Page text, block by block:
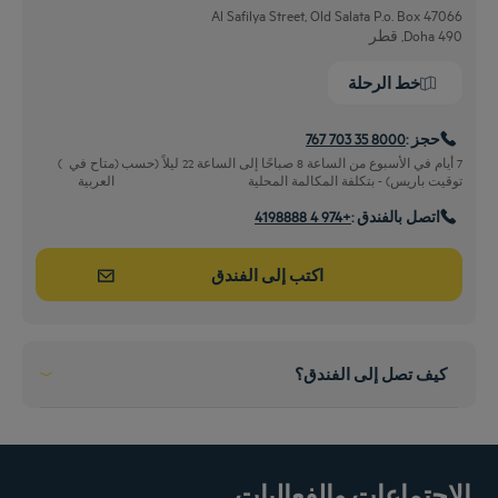
Al Safilya Street, Old Salata P.o. Box 47066
490 Doha, قطر
خط الرحلة
حجز :8000 35 703 767
7 أيام في الأسبوع من الساعة 8 صباحًا إلى الساعة 22 ليلاً (حسب
توقيت باريس) - بتكلفة المكالمة المحلية
(متاح في
العربية
)
اتصل بالفندق :+974 4 4198888
اكتب إلى الفندق
كيف تصل إلى الفندق؟
استخدم السيارة و تفضل بزيارتنا
يبعد دقيقتين سياقه من قلب المدينة
من المطار